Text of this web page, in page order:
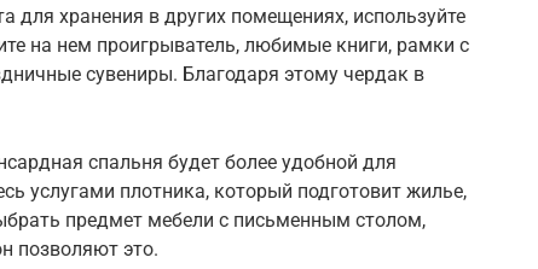
для хранения в других помещениях, используйте
на нем проигрыватель, любимые книги, рамки с
сувениры. Благодаря этому чердак в
спальня будет более удобной для
услугами плотника, который подготовит жилье,
предмет мебели с письменным столом,
позволяют это.